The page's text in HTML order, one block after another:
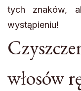
tych znaków,
wystąpieniu!
włosów